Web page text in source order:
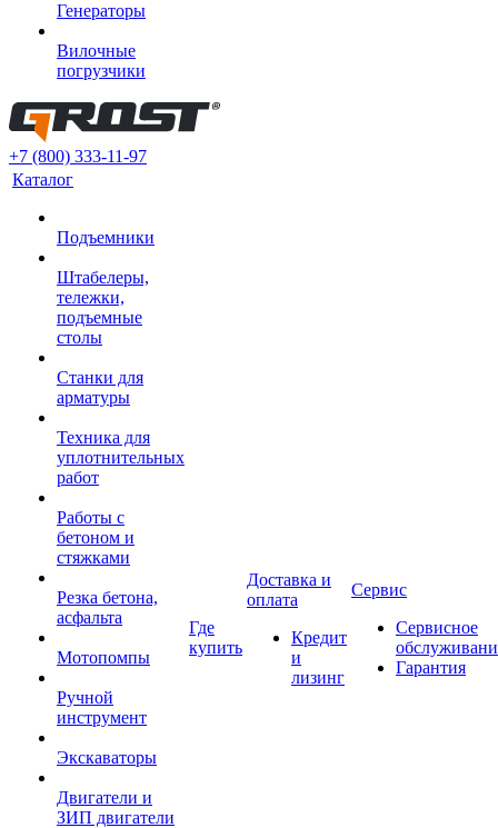
Генераторы
Вилочные
погрузчики
+7 (800) 333-11-97
Каталог
Подъемники
Штабелеры,
тележки,
подъемные
столы
Станки для
арматуры
Техника для
уплотнительных
работ
Работы с
бетоном и
стяжками
Резка бетона,
асфальта
Мотопомпы
Ручной
инструмент
Экскаваторы
Двигатели и
ЗИП двигатели
Где
купить
Доставка и
оплата
Кредит
и
лизинг
Сервис
Сервисное
Гарантия